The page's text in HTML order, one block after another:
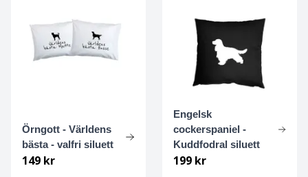
Örngott - Världens
bästa - valfri siluett
149 kr
Engelsk
cockerspaniel -
Kuddfodral siluett
199 kr
Grand Danois
Greyhound
Grosser Münsterländer
Hamiltonstövare